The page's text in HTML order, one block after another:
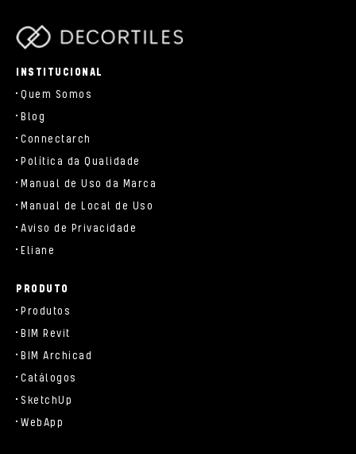
INSTITUCIONAL
Quem Somos
Blog
Connectarch
Política da Qualidade
Manual de Uso da Marca
Manual de Local de Uso
Aviso de Privacidade
Eliane
PRODUTO
Produtos
BIM Revit
BIM Archicad
Catálogos
SketchUp
WebApp